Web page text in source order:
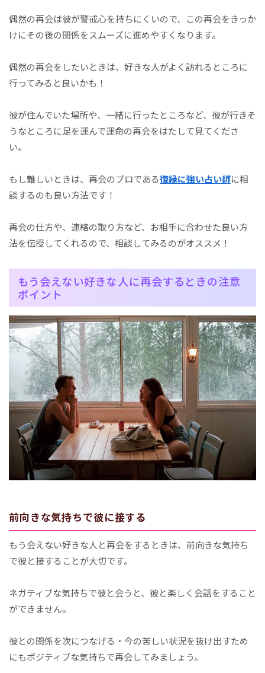
偶然の再会は彼が警戒心を持ちにくいので、この再会をきっか
けにその後の関係をスムーズに進めやすくなります。
偶然の再会をしたいときは、好きな人がよく訪れるところに
行ってみると良いかも！
彼が住んでいた場所や、一緒に行ったところなど、彼が行きそ
うなところに足を運んで運命の再会をはたして見てくださ
い。
もし難しいときは、再会のプロである復縁に強い占い師に相
談するのも良い方法です！
再会の仕方や、連絡の取り方など、お相手に合わせた良い方
法を伝授してくれるので、相談してみるのがオススメ！
もう会えない好きな人に再会するときの注意
ポイント
前向きな気持ちで彼に接する
もう会えない好きな人と再会をするときは、前向きな気持ち
で彼と接することが大切です。
ネガティブな気持ちで彼と会うと、彼と楽しく会話をすること
ができません。
彼との関係を次につなげる・今の苦しい状況を抜け出すため
にもポジティブな気持ちで再会してみましょう。